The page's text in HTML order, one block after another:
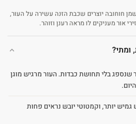
חוחובה יוצרים שכבת הזנה עשירה על העור,
אור מעניקים לו מראה רענן וזוהר.
בלי תחושת כבדות. העור מרגיש מוגן
גמיש יותר, וקמטוטי יובש נראים פחות